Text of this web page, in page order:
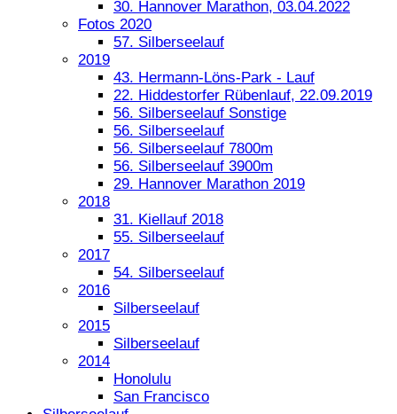
30. Hannover Marathon, 03.04.2022
Fotos 2020
57. Silberseelauf
2019
43. Hermann-Löns-Park - Lauf
22. Hiddestorfer Rübenlauf, 22.09.2019
56. Silberseelauf Sonstige
56. Silberseelauf
56. Silberseelauf 7800m
56. Silberseelauf 3900m
29. Hannover Marathon 2019
2018
31. Kiellauf 2018
55. Silberseelauf
2017
54. Silberseelauf
2016
Silberseelauf
2015
Silberseelauf
2014
Honolulu
San Francisco